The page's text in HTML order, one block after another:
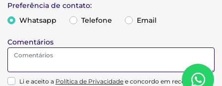
Preferência de contato:
Whatsapp
Telefone Email
Comentários
Li e aceito a Política de Privacidade e concordo em receber